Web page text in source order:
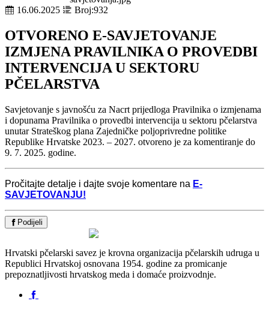
16.06.2025 Broj:932
OTVORENO E-SAVJETOVANJE
IZMJENA PRAVILNIKA O PROVEDBI
INTERVENCIJA U SEKTORU
PČELARSTVA
Savjetovanje s javnošću za Nacrt prijedloga Pravilnika o izmjenama
i dopunama Pravilnika o provedbi intervencija u sektoru pčelarstva
unutar Strateškog plana Zajedničke poljoprivredne politike
Republike Hrvatske 2023. – 2027. otvoreno je za komentiranje do
9. 7. 2025. godine.
Pročitajte detalje i dajte svoje komentare na E-
SAVJETOVANJU!
Podijeli
Hrvatski pčelarski savez je krovna organizacija pčelarskih udruga u
Republici Hrvatskoj osnovana 1954. godine za promicanje
prepoznatljivosti hrvatskog meda i domaće proizvodnje.